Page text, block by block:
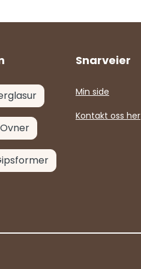
Ovner
Snarveier
Min side
Kontakt oss her